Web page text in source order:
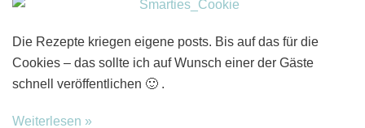
Die Rezepte kriegen eigene posts. Bis auf das für die
Cookies – das sollte ich auf Wunsch einer der Gäste
schnell veröffentlichen 🙂 .
Weiterlesen »